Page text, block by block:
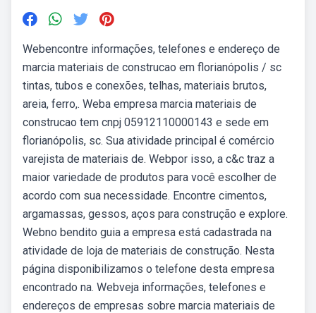
Webencontre informações, telefones e endereço de
marcia materiais de construcao em florianópolis / sc
tintas, tubos e conexões, telhas, materiais brutos,
areia, ferro,. Weba empresa marcia materiais de
construcao tem cnpj 05912110000143 e sede em
florianópolis, sc. Sua atividade principal é comércio
varejista de materiais de. Webpor isso, a c&c traz a
maior variedade de produtos para você escolher de
acordo com sua necessidade. Encontre cimentos,
argamassas, gessos, aços para construção e explore.
Webno bendito guia a empresa está cadastrada na
atividade de loja de materiais de construção. Nesta
página disponibilizamos o telefone desta empresa
encontrado na. Webveja informações, telefones e
endereços de empresas sobre marcia materiais de